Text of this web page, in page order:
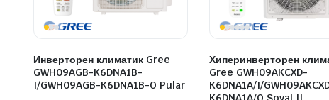
Инверторен климатик Gree
GWH09AGB-K6DNA1B-
I/GWH09AGB-K6DNA1B-O Pular
Хиперинверторен
Gree GWH09AKCXD-
K6DNA1A/I/